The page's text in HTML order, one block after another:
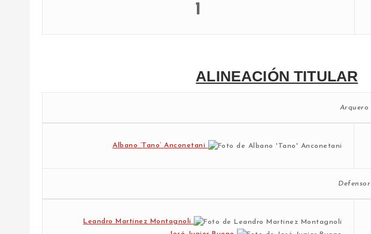
1
ALINEACIÓN TITULAR
Arquero
Albano ‘Tano’ Anconetani
Defensor
Leandro Martinez Montagnoli